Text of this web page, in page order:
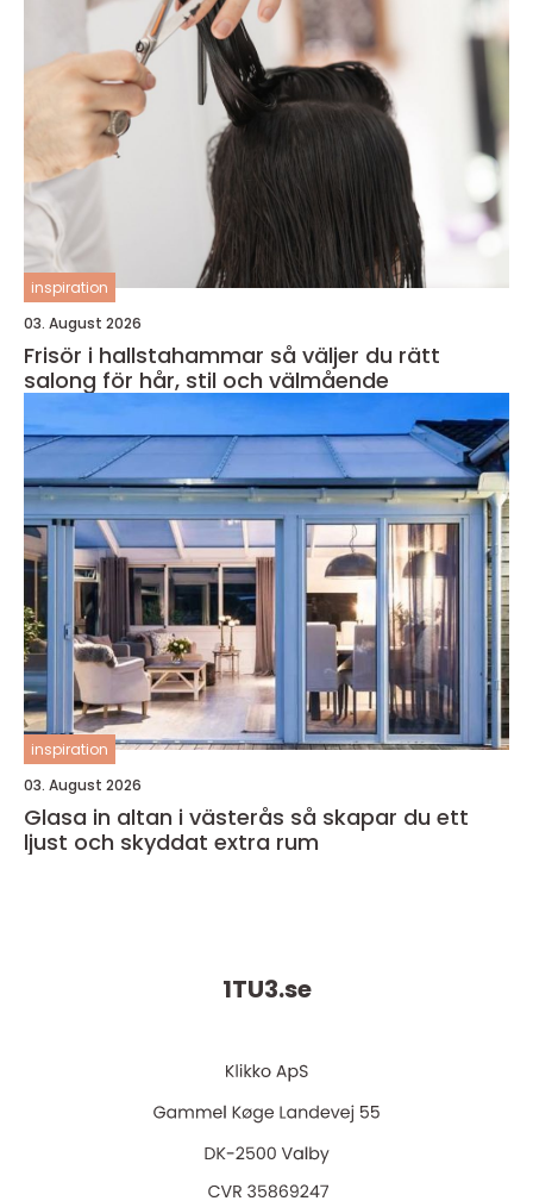
inspiration
03. August 2026
Frisör i hallstahammar så väljer du rätt
salong för hår, stil och välmående
inspiration
03. August 2026
Glasa in altan i västerås så skapar du ett
ljust och skyddat extra rum
1TU3.se